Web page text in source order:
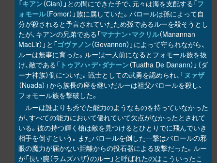
「キアン（Cian）」との間にできた子で、元々は海を支配する「フ
ォモール（Fomor）」族に属していた。バロールは孫によって自
分が殺されると予言されていたため孫であるルーを殺そうとし
たが、キアンの兄弟である「マナナン・マクリル（Manannan
MacLir）」と「ゴヴァノン（Govannon）」によって守られながら、
ルーは無事に育った。ルーは一人前になるとフォモール族を抜
け、敵である「 トゥアハ・デ・ダナーン（Tuatha De Danann）」（ダ
ーナ神族）側についた。戦士としての武勇を認められ、「ヌァザ
（Nuada）」から族長の座を継いだルーは祖父バロールを殺し、
フォモール族を撃破した。
ルーは誰よりも秀でた能力のようなものを持っていなかった
が、すべての能力において優れていて欠点がなかったとされて
いる。彼の持つ輝く槍は敵を見つけるとひとりでに飛んでいき
相手を倒すという。またバロールを倒した一撃はバロールの邪
眼の魔力が届かない距離からの投石器による攻撃だった。ルー
が「長い腕（ラムズハザ）のルー」と呼ばれたのはこういったこ